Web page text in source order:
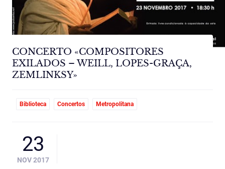
CONCERTO «COMPOSITORES
EXILADOS – WEILL, LOPES-GRAÇA,
ZEMLINKSY»
Biblioteca Concertos Metropolitana
23
NOV 2017